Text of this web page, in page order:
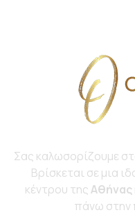
Σας καλωσορίζουμε
Bρίσκεται σε μια
κέντρου τηςΑθήνας
πάνω στην